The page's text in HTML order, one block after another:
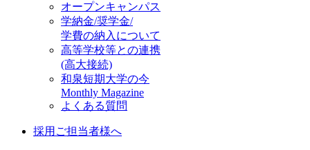
オープンキャンパス
学納金/奨学金/
学費の納入について
高等学校等との連携
(高大接続)
和泉短期大学の今
Monthly Magazine
よくある質問
採用ご担当者様へ